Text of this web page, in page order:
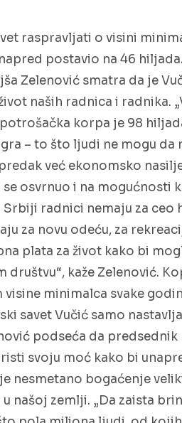
raspravljati o visini
postavio na 46
Zelenović smatra da je
naših radnica i radnika.
korpa je 98
– to što ljudi ne mogu da
već ekonomsko
osvrnuo i na mogućnosti
radnici nemaju za ceo
za novu odeću, za
plata za život kako bi
kaže Zelenović.
minimalca svake
savet Vučić samo
podseća da predsednik
svoju moć kako bi
nesmetano bogaćenje
našoj zemlji. „Da zaista